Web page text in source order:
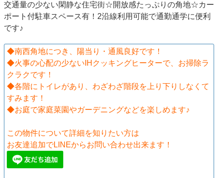
交通量の少ない閑静な住宅街☆開放感たっぷりの角地☆カー
ポート付駐車スペース有！2沿線利用可能で通勤通学に便利
です♪
◆南西角地につき、陽当り・通風良好です！
◆火事の心配の少ないIHクッキングヒーターで、お掃除ラ
クラクです！
◆各階にトイレがあり、わざわざ階段を上り下りしなくて
すみます！
◆お庭で家庭菜園やガーデニングなどを楽しめます♪
この物件について詳細を知りたい方は
お友達追加でLINEからお問い合わせ出来ます！